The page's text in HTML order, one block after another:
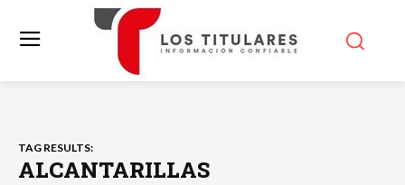
TAG RESULTS:
ALCANTARILLAS